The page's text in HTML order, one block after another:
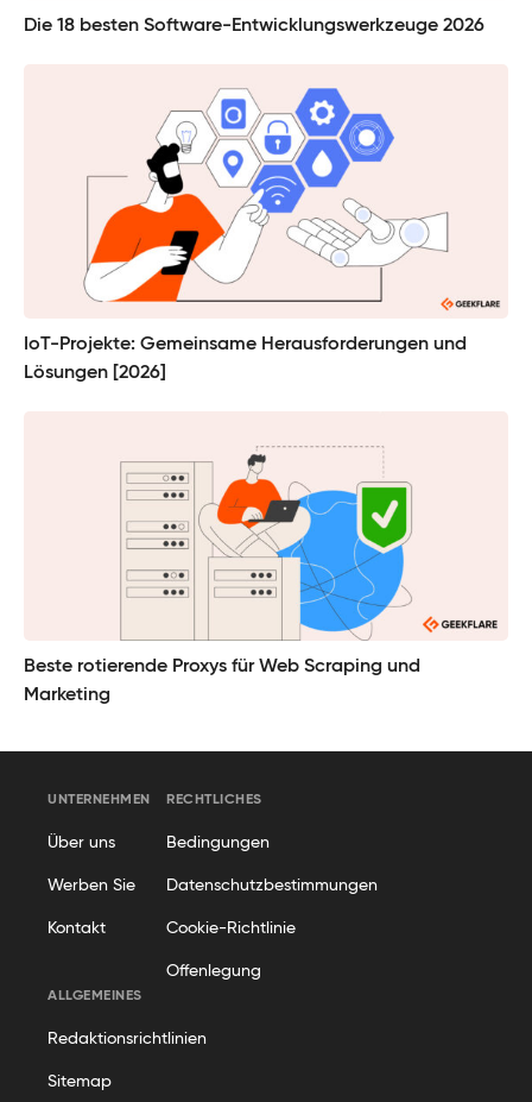
Die 18 besten Software-Entwicklungswerkzeuge 2026
IoT-Projekte: Gemeinsame Herausforderungen und
Lösungen [2026]
Beste rotierende Proxys für Web Scraping und
Marketing
UNTERNEHMEN
Über uns
Werben Sie
Kontakt
RECHTLICHES
Bedingungen
Datenschutzbestimmungen
Cookie-Richtlinie
Offenlegung
ALLGEMEINES
Redaktionsrichtlinien
Sitemap